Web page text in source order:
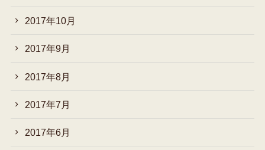
2017年10月
2017年9月
2017年8月
2017年7月
2017年6月